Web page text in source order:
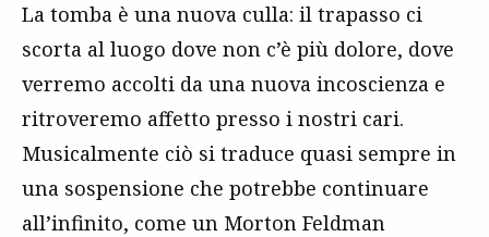
La tomba è una nuova culla: il trapasso ci
scorta al luogo dove non c’è più dolore, dove
verremo accolti da una nuova incoscienza e
ritroveremo affetto presso i nostri cari.
Musicalmente ciò si traduce quasi sempre in
una sospensione che potrebbe continuare
all’infinito, come un Morton Feldman